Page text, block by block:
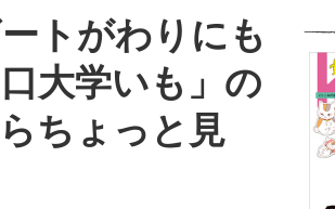
トがわりにも
大学いも」の
ちょっと見